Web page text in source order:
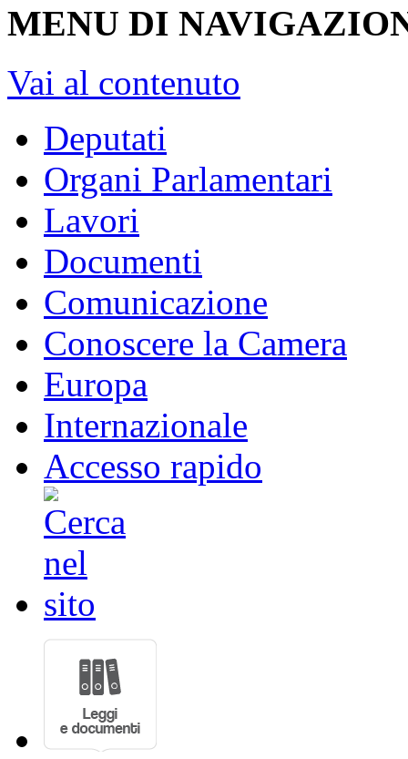
MENU DI
Vai al contenuto
Deputati
Organi Parlamentari
Lavori
Documenti
Comunicazione
Conoscere la Camera
Europa
Internazionale
Accesso rapido